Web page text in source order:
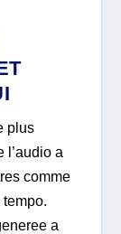
plus
l’audio a
comme
tempo.
a